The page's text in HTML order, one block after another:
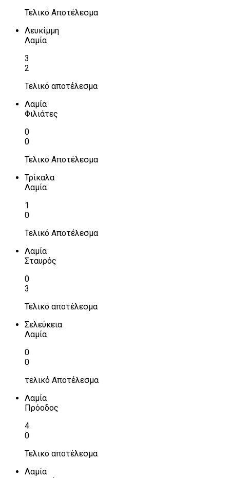
Τελικό Αποτέλεσμα
Λευκίμμη
Λαμία
3
2
Τελικό αποτέλεσμα
Λαμία
Φιλιάτες
0
0
Τελικό Αποτέλεσμα
Τρίκαλα
Λαμία
1
0
Τελικό Αποτέλεσμα
Λαμία
Σταυρός
0
3
Τελικό αποτέλεσμα
Σελεύκεια
Λαμία
0
0
τελικό Αποτέλεσμα
Λαμία
Πρόοδος
4
0
Τελικό αποτέλεσμα
Λαμία